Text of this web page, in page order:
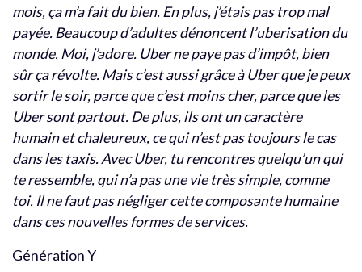
mois, ça m’a fait du bien. En plus, j’étais pas trop mal
payée.Beaucoup d’adultes dénoncent l’uberisation du
monde. Moi, j’adore. Uber ne paye pas d’impôt, bien
sûr ça révolte. Mais c’est aussi grâce à Uber que je peux
sortir le soir, parce que c’est moins cher, parce que les
Uber sont partout. De plus, ils ont un caractère
humain et chaleureux, ce qui n’est pas toujours le cas
dans les taxis. Avec Uber, tu rencontres quelqu’un qui
te ressemble, qui n’a pas une vie très simple, comme
toi. Il ne faut pas négliger cette composante humaine
dans ces nouvelles formes de services.
Génération Y